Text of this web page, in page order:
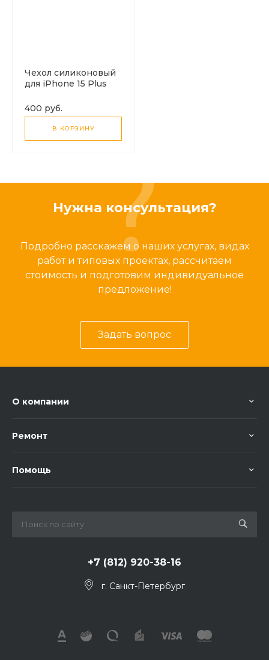
Чехол силиконовый
для iPhone 15 Plus
прозрачный
400 руб.
В КОРЗИНУ
Нужна консультация?
Подробно расскажем о наших услугах, видах
работ и типовых проектах, рассчитаем
стоимость и подготовим индивидуальное
предложение!
Задать вопрос
О компании
Ремонт
Помощь
+7 (812) 920-38-16
г. Санкт-Петербург